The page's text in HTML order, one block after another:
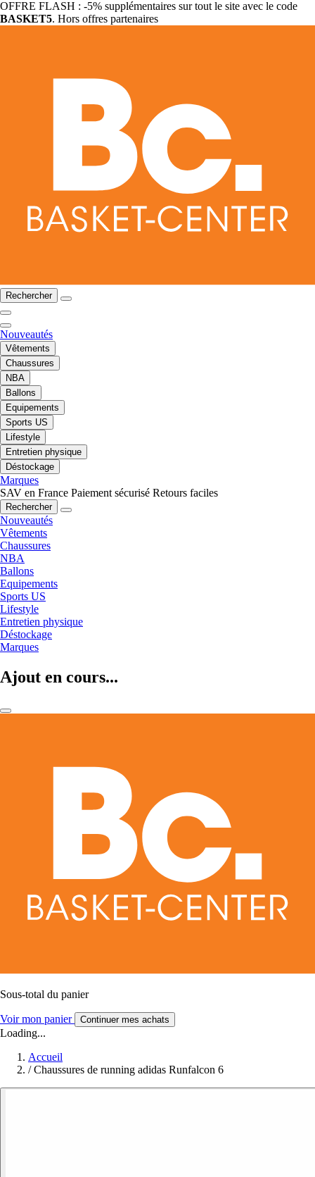
OFFRE FLASH : -5% supplémentaires sur tout le site avec le code
BASKET5. Hors offres partenaires
Rechercher
Nouveautés
Vêtements
Chaussures
NBA
Ballons
Equipements
Sports US
Lifestyle
Entretien physique
Déstockage
Marques
SAV en France Paiement sécurisé Retours faciles
Rechercher
Nouveautés
Vêtements
Chaussures
NBA
Ballons
Equipements
Sports US
Lifestyle
Entretien physique
Déstockage
Marques
Ajout en cours...
Sous-total du panier
Voir mon panier Continuer mes achats
Loading...
Accueil
/ Chaussures de running adidas Runfalcon 6